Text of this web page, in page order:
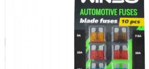
Набір запобіжників євро (10 шт)
Безкоштовна доставка! Від 15000 грн єВідновлення